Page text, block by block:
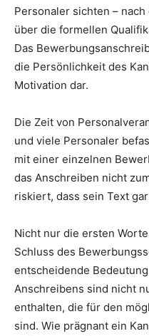
Personaler sichten – nach
über die formellen
Das
die Persönlichkeit des
Motivation dar.
Die Zeit von
und viele Personaler
mit einer einzelnen
das Anschreiben nicht
riskiert, dass sein Text
Nicht nur die ersten
Schluss des
entscheidende
Anschreibens sind nicht
enthalten, die für den
sind. Wie prägnant ein